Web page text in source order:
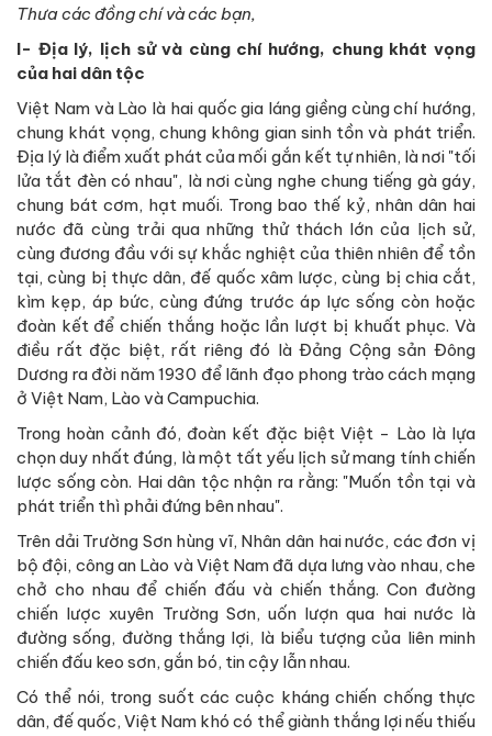
Thưa các đồng chí và các bạn,
I- Địa lý, lịch sử và cùng chí hướng, chung khát vọng
của hai dân tộc
Việt Nam và Lào là hai quốc gia láng giềng cùng chí hướng,
chung khát vọng, chung không gian sinh tồn và phát triển.
Địa lý là điểm xuất phát của mối gắn kết tự nhiên, là nơi "tối
lửa tắt đèn có nhau", là nơi cùng nghe chung tiếng gà gáy,
chung bát cơm, hạt muối. Trong bao thế kỷ, nhân dân hai
nước đã cùng trải qua những thử thách lớn của lịch sử,
cùng đương đầu với sự khắc nghiệt của thiên nhiên để tồn
tại, cùng bị thực dân, đế quốc xâm lược, cùng bị chia cắt,
kìm kẹp, áp bức, cùng đứng trước áp lực sống còn hoặc
đoàn kết để chiến thắng hoặc lần lượt bị khuất phục. Và
điều rất đặc biệt, rất riêng đó là Đảng Cộng sản Đông
Dương ra đời năm 1930 để lãnh đạo phong trào cách mạng
ở Việt Nam, Lào và Campuchia.
Trong hoàn cảnh đó, đoàn kết đặc biệt Việt - Lào là lựa
chọn duy nhất đúng, là một tất yếu lịch sử mang tính chiến
lược sống còn. Hai dân tộc nhận ra rằng: "Muốn tồn tại và
phát triển thì phải đứng bên nhau".
Trên dải Trường Sơn hùng vĩ, Nhân dân hai nước, các đơn vị
bộ đội, công an Lào và Việt Nam đã dựa lưng vào nhau, che
chở cho nhau để chiến đấu và chiến thắng. Con đường
chiến lược xuyên Trường Sơn, uốn lượn qua hai nước là
đường sống, đường thắng lợi, là biểu tượng của liên minh
chiến đấu keo sơn, gắn bó, tin cậy lẫn nhau.
Có thể nói, trong suốt các cuộc kháng chiến chống thực
dân, đế quốc, Việt Nam khó có thể giành thắng lợi nếu thiếu